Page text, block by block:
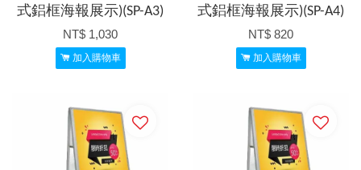
式鋁框海報展示)(SP-A3)
NT$ 1,030
加入購物車
式鋁框海報展示)(SP-A4)
NT$ 820
加入購物車